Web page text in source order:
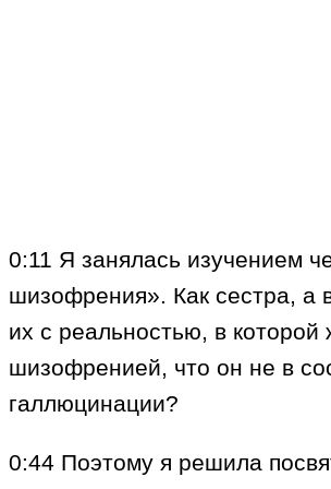
0:11 Я занялась изучением
шизофрения». Как сестра, а
их с реальностью, в
шизофренией, что он не в
галлюцинации?
0:44 Поэтому я решила